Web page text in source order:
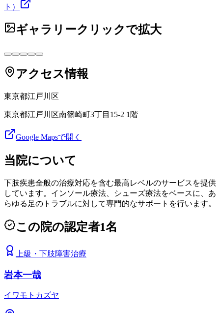
ト）
ギャラリークリックで拡大
アクセス情報
東京都江戸川区
東京都江戸川区南篠崎町3丁目15-2 1階
Google Mapsで開く
当院について
下肢疾患全般の治療対応を含む最高レベルのサービスを提供
しています。インソール療法、シューズ療法をベースに、あ
らゆる足のトラブルに対して専門的なサポートを行います。
この院の認定者1名
上級 ・ 下肢障害治療
岩本一哉
イワモトカズヤ